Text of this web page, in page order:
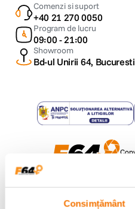
Consimțământ
Comenzi si suport
+40 21 270 0050
Program de lucru
09:00 - 21:00
Showroom
Bd-ul Unirii 64, Bucuresti